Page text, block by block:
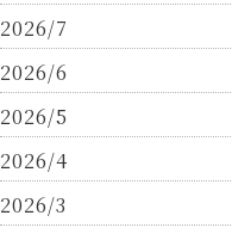
2026/7
2026/6
2026/5
2026/4
2026/3